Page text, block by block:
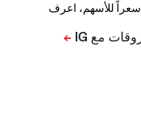
قم بالشراء أو البيع عبر أكثر من 16,000 سعراً للأسهم، اعرف